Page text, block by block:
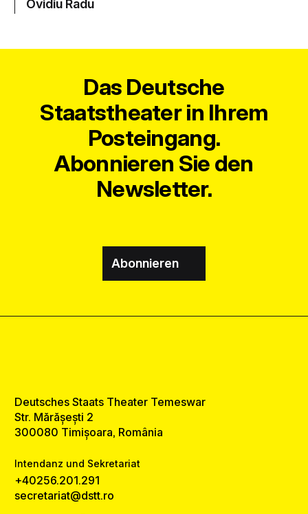
Ovidiu Radu
Das Deutsche
Staatstheater in Ihrem
Posteingang.
Abonnieren Sie den
Newsletter.
Abonnieren
Deutsches Staats Theater Temeswar
Str. Mărășești 2
300080 Timișoara, România
Intendanz und Sekretariat
+40256.201.291
secretariat@dstt.ro